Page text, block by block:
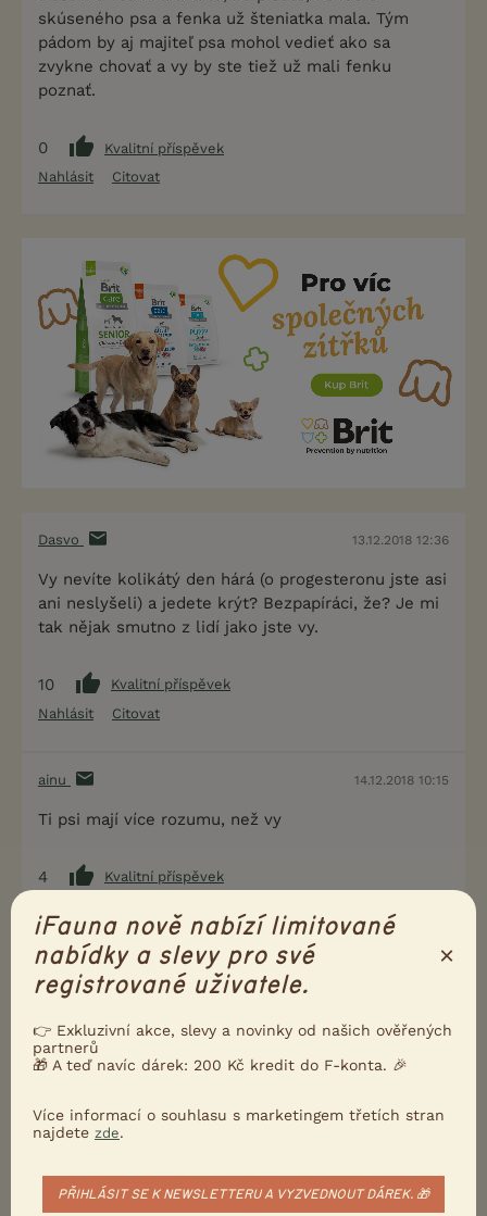
skúseného psa a fenka už šteniatka mala. Tým
pádom by aj majiteľ psa mohol vedieť ako sa
zvykne chovať a vy by ste tiež už mali fenku
poznať.
0
Kvalitní příspěvek
Nahlásit
Citovat
Dasvo 13.12.2018 12:36
Vy nevíte kolikátý den hárá (o progesteronu jste asi
ani neslyšeli) a jedete krýt? Bezpapíráci, že? Je mi
tak nějak smutno z lidí jako jste vy.
10
Kvalitní příspěvek
Nahlásit
Citovat
ainu 14.12.2018 10:15
Ti psi mají více rozumu, než vy
4
Kvalitní příspěvek
Stenda
případě asi ani k ejakulaci nedošlo.
No, možná je to tak správně.
0
Kvalitní příspěvek
Nahlásit
Citovat
iFauna nově nabízí limitované
nabídky a slevy pro své
registrované uživatele.
×
👉 Exkluzivní akce, slevy a novinky od našich ověřených
partnerů
🎁 A teď navíc dárek: 200 Kč kredit do F-konta. 🎉
Více informací o souhlasu s marketingem třetích stran
najdete zde.
PŘIHLÁSIT SE K NEWSLETTERU A VYZVEDNOUT DÁREK. 🎁